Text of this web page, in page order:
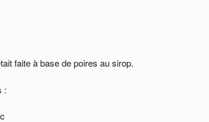
faite à base de poires au sirop.
: